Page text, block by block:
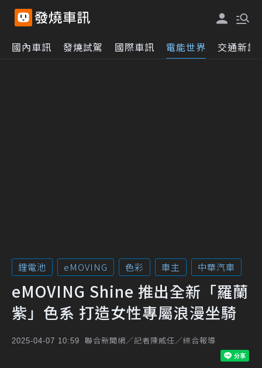
國內車訊 發燒試駕 國際車訊 電能世界 交通新訊
鋰電池 eMOVING 色彩 車主 中華汽車
eMOVING Shine 推出全新「羅蘭
紫」色系 打造女性專屬浪漫坐騎
2025-04-07 10:59 聯合新聞網／記者陳威任／綜合報導